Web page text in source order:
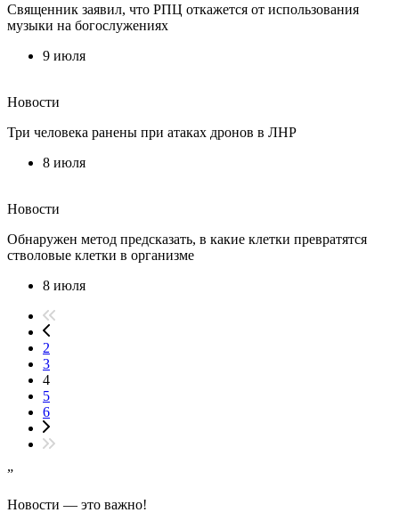
Священник заявил, что РПЦ откажется от использования
музыки на богослужениях
9 июля
Новости
Три человека ранены при атаках дронов в ЛНР
8 июля
Новости
Обнаружен метод предсказать, в какие клетки превратятся
стволовые клетки в организме
8 июля
2
3
4
5
6
”
Новости — это важно!